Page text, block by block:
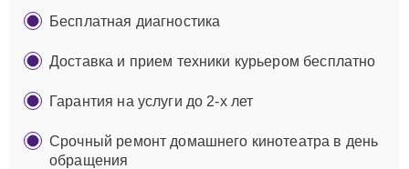
Бесплатная диагностика
Доставка и прием техники курьером бесплатно
Гарантия на услуги до 2-х лет
Срочный ремонт домашнего кинотеатра в день
обращения